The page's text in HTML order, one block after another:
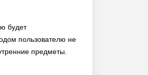
будет
пользователю не
предметы.